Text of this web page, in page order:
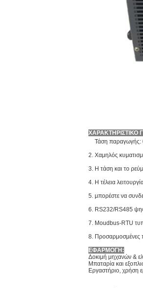
ΧΑΡΑΚΤΗΡΙΣΤΙΚΟ
Τάση παραγωγής:
2. Χαμηλός
3. Η τάση και το
4. Η τέλεια
5. μπορέστε να
6. RS232/RS485
7. Moudbus-RTU
8. Προσαρμοσμένες
ΕΦΑΡΜΟΓΗ:
Δοκιμή μηχανών &
Μπαταρία και
Εργαστήριο, χρήση